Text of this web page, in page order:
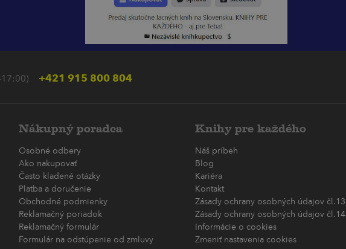
17:00) +421 915 800 804
Nákupný poradca
Osobné odbery
Ako nakupovať
Často kladené otázky
Platba a doručenie
Obchodné podmienky
Reklamačný poriadok
Reklamačný formulár
Formulár na odstúpenie od zmluvy
Knihy pre každého
Náš príbeh
Blog
Kariéra
Kontakt
Zásady ochrany osobných údajov čl.13
Zásady ochrany osobných údajov čl.14
Informácie o cookies
Zmeniť nastavenia cookies